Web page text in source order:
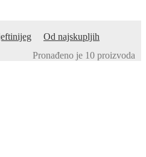
Od najskupljih
Pronađeno je 10 proizvoda